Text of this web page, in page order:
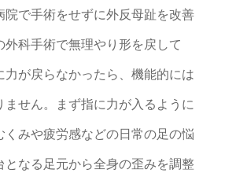
院で手術をせずに外反母趾を改善
外科手術で無理やり形を戻して
力が戻らなかったら、機能的には
ません。まず指に力が入るように
くみや疲労感などの日常の足の悩
となる足元から全身の歪みを調整